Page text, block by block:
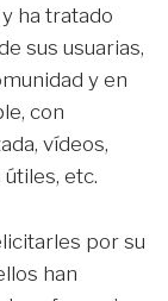
ha tratado
sus usuarias,
y en
con
vídeos,
etc.
por su
han